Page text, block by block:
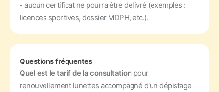
- aucun certificat ne pourra être délivré (exemples :
licences sportives, dossier MDPH, etc.).
Questions fréquentes
Quel est le tarif de la consultation pour
renouvellement lunettes accompagné d'un dépistage